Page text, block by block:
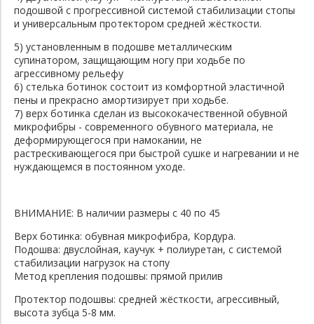
подошвой с прогрессивной системой стабилизации стопы
и универсальным протектором средней жёсткости.
5) установленным в подошве металлическим
супинатором, защищающим ногу при ходьбе по
агрессивному рельефу
6) стелька ботинок состоит из комфортной эластичной
пены и прекрасно амортизирует при ходьбе.
7) верх ботинка сделан из высококачественной обувной
микрофибры - современного обувного материала, не
деформирующегося при намокании, не
растрескивающегося при быстрой сушке и нагревании и не
нуждающемся в постоянном уходе.
ВНИМАНИЕ: В наличии размеры с 40 по 45
Верх ботинка: обувная микрофибра, Кордура.
Подошва: двуслойная, каучук + полиуретан, с системой
стабилизации нагрузок на стопу
Метод крепления подошвы: прямой прилив
Протектор подошвы: средней жёсткости, агрессивный,
высота зубца 5-8 мм.